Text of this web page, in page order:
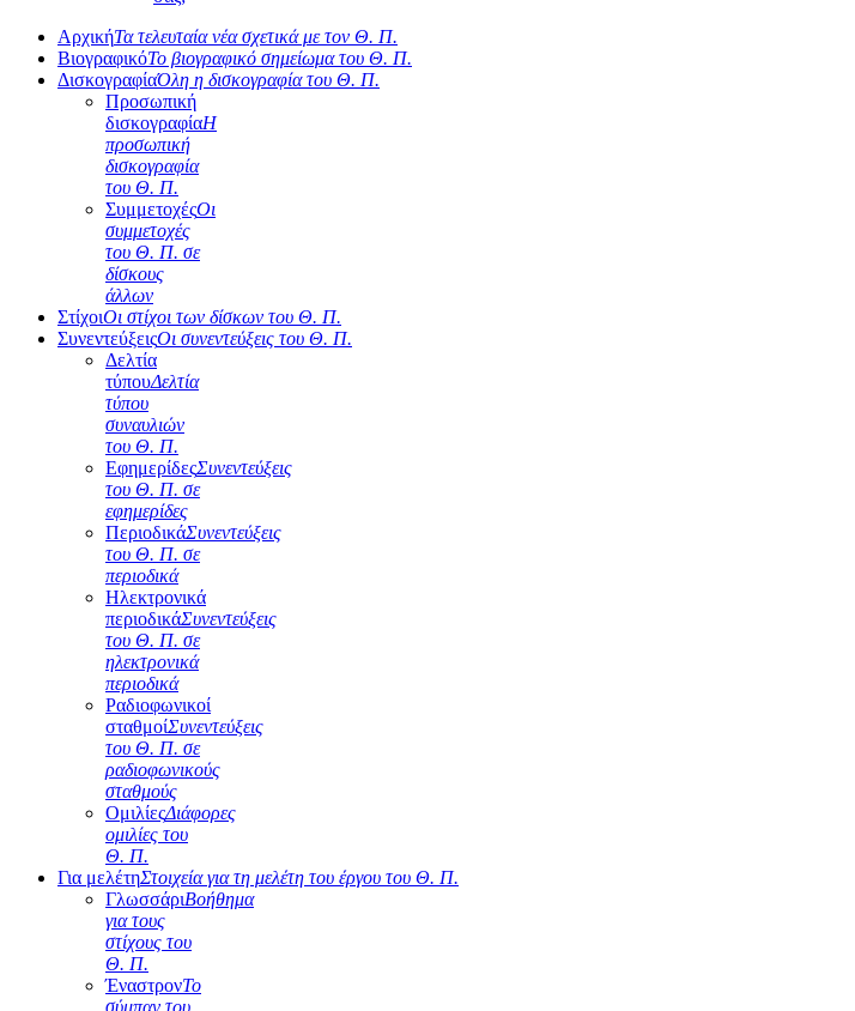
ΑρχικήΤα τελευταία νέα σχετικά με τον Θ. Π.
ΒιογραφικόΤο βιογραφικό σημείωμα του Θ. Π.
ΔισκογραφίαΌλη η δισκογραφία του Θ. Π.
Προσωπική
δισκογραφίαΗ
προσωπική
δισκογραφία
του Θ. Π.
ΣυμμετοχέςΟι
συμμετοχές
του Θ. Π. σε
δίσκους
άλλων
ΣτίχοιΟι στίχοι των δίσκων του Θ. Π.
ΣυνεντεύξειςΟι συνεντεύξεις του Θ. Π.
Δελτία
τύπουΔελτία
τύπου
συναυλιών
του Θ. Π.
ΕφημερίδεςΣυνεντεύξεις
του Θ. Π. σε
εφημερίδες
ΠεριοδικάΣυνεντεύξεις
του Θ. Π. σε
περιοδικά
Ηλεκτρονικά
περιοδικάΣυνεντεύξεις
του Θ. Π. σε
ηλεκτρονικά
περιοδικά
Ραδιοφωνικοί
σταθμοίΣυνεντεύξεις
του Θ. Π. σε
ραδιοφωνικούς
σταθμούς
ΟμιλίεςΔιάφορες
ομιλίες του
Θ. Π.
Για μελέτηΣτοιχεία για τη μελέτη του έργου του Θ. Π.
ΓλωσσάριΒοήθημα
για τους
στίχους του
Θ. Π.
ΈναστρονΤο